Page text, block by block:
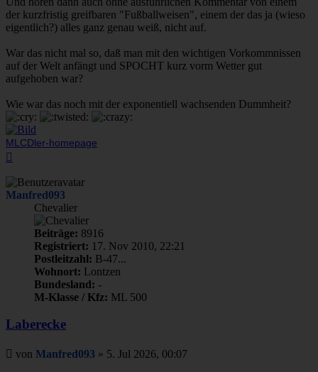
der kurzfristig greifbaren "Fußballweisen", einem der das ja (wieso
eigentlich?) alles ganz genau weiß, nicht auf.
War das nicht mal so, daß man mit den wichtigen Vorkommnissen
auf der Welt anfängt und SPOCHT kurz vorm Wetter gut
aufgehoben war?
Wie war das noch mit der exponentiell wachsenden Dummheit?
MLCDler-homepage
Manfred093
Chevalier
Beiträge: 8916
Registriert: 17. Nov 2010, 22:21
Postleitzahl: B-47...
Wohnort: Lontzen
Bundesland: -
M-Klasse / Kfz: ML 500
Laberecke
Beitrag
von Manfred093 » 5. Jul 2026, 00:07